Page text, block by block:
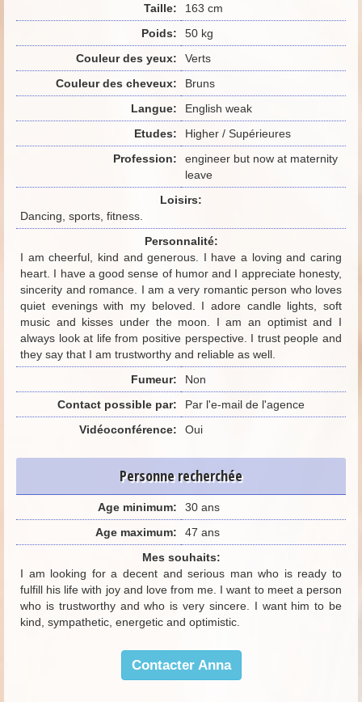
Taille:
163 cm
Poids:
50 kg
Couleur des yeux:
Verts
Couleur des cheveux:
Bruns
Langue:
English weak
Etudes:
Higher / Supérieures
Profession:
engineer but now at maternity
leave
Loisirs:
Dancing, sports, fitness.
Personnalité:
I am cheerful, kind and generous. I have a loving and caring
heart. I have a good sense of humor and I appreciate honesty,
sincerity and romance. I am a very romantic person who loves
quiet evenings with my beloved. I adore candle lights, soft
music and kisses under the moon. I am an optimist and I
always look at life from positive perspective. I trust people and
they say that I am trustworthy and reliable as well.
Fumeur:
Non
Contact possible par:
Par l'e-mail de l'agence
Vidéoconférence:
Oui
Personne recherchée
Age minimum:
30 ans
Age maximum:
47 ans
Mes souhaits:
I am looking for a decent and serious man who is ready to
fulfill his life with joy and love from me. I want to meet a person
who is trustworthy and who is very sincere. I want him to be
kind, sympathetic, energetic and optimistic.
Contacter Anna